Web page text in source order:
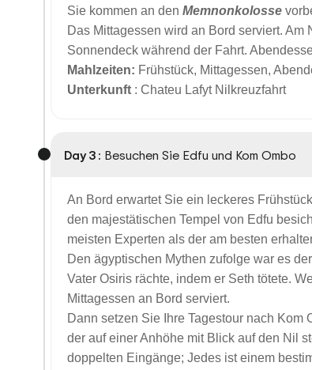
Sie kommen an den Memnonkolosse
Das Mittagessen wird an Bord serviert.
Sonnendeck während der Fahrt.
Mahlzeiten: Frühstück, Mittagessen,
Unterkunft : Chateu Lafyt Nilkreuzfahrt
Day 3 : Besuchen Sie Edfu und Kom Ombo
An Bord erwartet Sie ein leckeres
den majestätischen Tempel von Edfu
meisten Experten als der am besten
Den ägyptischen Mythen zufolge war es
Vater Osiris rächte, indem er Seth tötete.
Mittagessen an Bord serviert.
Dann setzen Sie Ihre Tagestour nach Kom
der auf einer Anhöhe mit Blick auf den Nil
doppelten Eingänge; Jedes ist einem